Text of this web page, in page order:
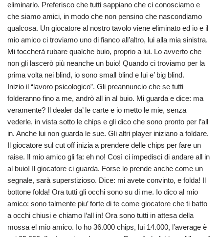
eliminarlo. Preferisco che tutti sappiano che ci conosciamo e
che siamo amici, in modo che non pensino che nascondiamo
qualcosa. Un giocatore al nostro tavolo viene eliminato ed io e il
mio amico ci troviamo uno di fianco all’altro, lui alla mia sinistra.
Mi toccherà rubare qualche buio, proprio a lui. Lo avverto che
non gli lascerò più neanche un buio! Quando ci troviamo per la
prima volta nei blind, io sono small blind e lui e’ big blind.
Inizio il “lavoro psicologico”. Gli preannuncio che se tutti
folderanno fino a me, andrò all in al buio. Mi guarda e dice: ma
veramente? Il dealer da’ le carte e io metto le mie, senza
vederle, in vista sotto le chips e gli dico che sono pronto per l’all
in. Anche lui non guarda le sue. Gli altri player iniziano a foldare.
Il giocatore sul cut off inizia a prendere delle chips per fare un
raise. Il mio amico gli fa: eh no! Così ci impedisci di andare all in
al buio! Il giocatore ci guarda. Forse lo prende anche come un
segnale, sarà superstizioso. Dice: mi avete convinto, e folda! Il
bottone folda! Ora tutti gli occhi sono su di me. Io dico al mio
amico: sono talmente piu’ forte di te come giocatore che ti batto
a occhi chiusi e chiamo l’all in! Ora sono tutti in attesa della
mossa el mio amico. Io ho 36.000 chips, lui 14.000, l’average è